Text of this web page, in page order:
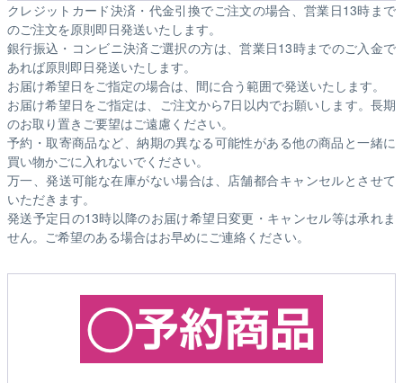
クレジットカード決済・代金引換でご注文の場合、営業日13時まで
のご注文を原則即日発送いたします。
銀行振込・コンビニ決済ご選択の方は、営業日13時までのご入金で
あれば原則即日発送いたします。
お届け希望日をご指定の場合は、間に合う範囲で発送いたします。
お届け希望日をご指定は、ご注文から7日以内でお願いします。長期
のお取り置きご要望はご遠慮ください。
予約・取寄商品など、納期の異なる可能性がある他の商品と一緒に
買い物かごに入れないでください。
万一、発送可能な在庫がない場合は、店舗都合キャンセルとさせて
いただきます。
発送予定日の13時以降のお届け希望日変更・キャンセル等は承れま
せん。ご希望のある場合はお早めにご連絡ください。